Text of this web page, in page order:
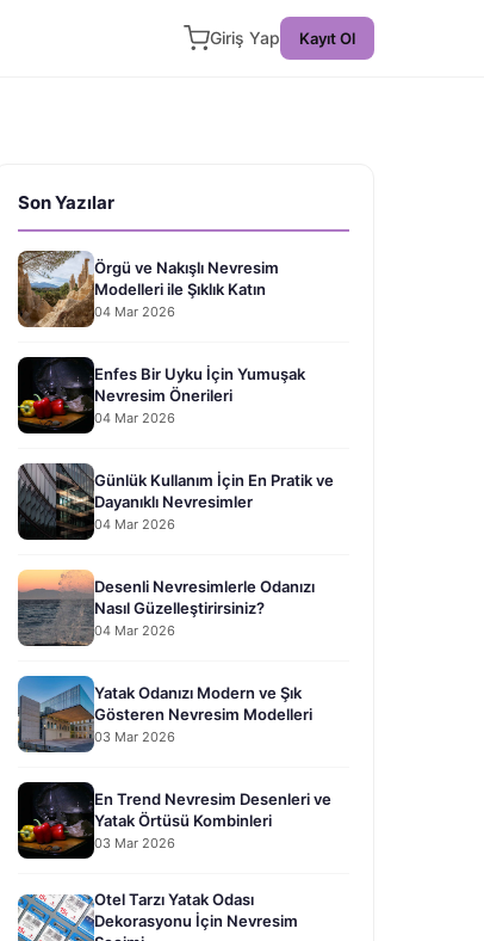
Giriş Yap Kayıt Ol
Son Yazılar
Örgü ve Nakışlı Nevresim
Modelleri ile Şıklık Katın
04 Mar 2026
Enfes Bir Uyku İçin Yumuşak
Nevresim Önerileri
04 Mar 2026
Günlük Kullanım İçin En Pratik ve
Dayanıklı Nevresimler
04 Mar 2026
Desenli Nevresimlerle Odanızı
Nasıl Güzelleştirirsiniz?
04 Mar 2026
Yatak Odanızı Modern ve Şık
Gösteren Nevresim Modelleri
03 Mar 2026
En Trend Nevresim Desenleri ve
Yatak Örtüsü Kombinleri
03 Mar 2026
Otel Tarzı Yatak Odası
Dekorasyonu İçin Nevresim